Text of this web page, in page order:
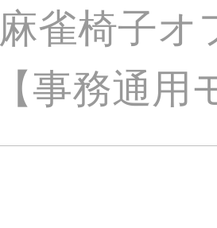
雀椅子
事務通用